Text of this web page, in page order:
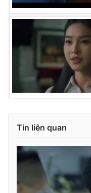
Tin liên quan